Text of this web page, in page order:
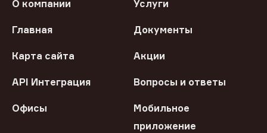
О компании Услуги
Главная Документы
Карта сайта Акции
API Интеграция Вопросы и ответы
Офисы
Мобильное
приложение